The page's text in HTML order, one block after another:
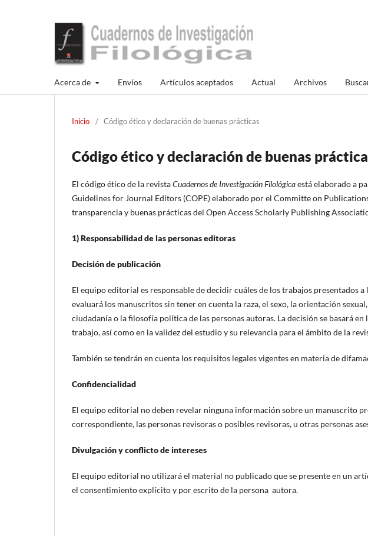
Acerca de Envíos Artículos aceptados Actual Archivos
Inicio / Código ético y declaración de buenas prácticas
Código ético y declaración de buenas
El código ético de la revistaCuadernos de Investigación Filológicaestá elaborado a
Guidelines for Journal Editors (COPE) elaborado por el Committe on
transparencia y buenas prácticas del Open Access Scholarly Publishing
1) Responsabilidad de las personas editoras
Decisión de publicación
El equipo editorial es responsable de decidir cuáles de los trabajos presentados
evaluará los manuscritos sin tener en cuenta la raza, el sexo, la orientación
ciudadanía o la filosofía política de las personas autoras. La decisión se basará
trabajo, así como en la validez del estudio y su relevancia para el ámbito de la
También se tendrán en cuenta los requisitos legales vigentes en materia de
Confidencialidad
El equipo editorial no deben revelar ninguna información sobre un manuscrito
correspondiente, las personas revisoras o posibles revisoras, u otras personas
Divulgación y conflicto de intereses
El equipo editorial no utilizará el material no publicado que se presente en un
el consentimiento explícito y por escrito de la persona autora.